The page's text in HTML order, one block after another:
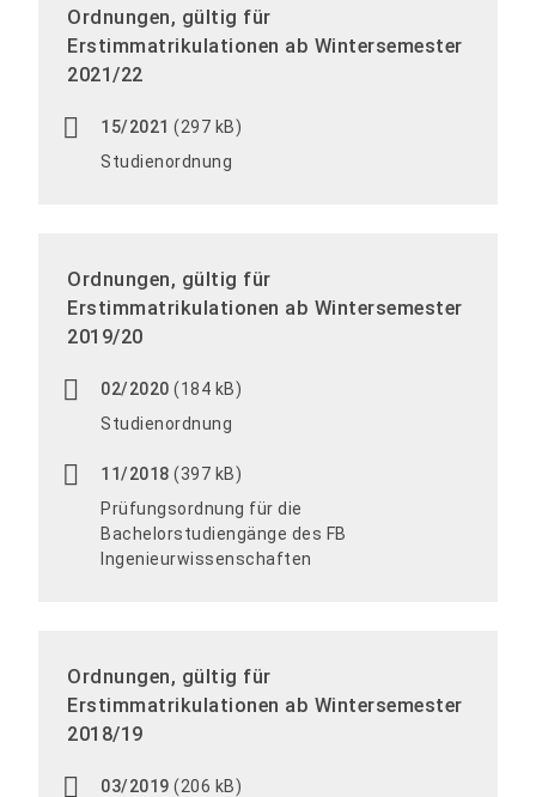
Ordnungen, gültig für
Erstimmatrikulationen ab Wintersemester
2021/22
15/2021 (297 kB)
Studienordnung
Ordnungen, gültig für
Erstimmatrikulationen ab Wintersemester
2019/20
02/2020 (184 kB)
Studienordnung
11/2018 (397 kB)
Prüfungsordnung für die
Bachelorstudiengänge des FB
Ingenieurwissenschaften
Ordnungen, gültig für
Erstimmatrikulationen ab Wintersemester
2018/19
03/2019 (206 kB)